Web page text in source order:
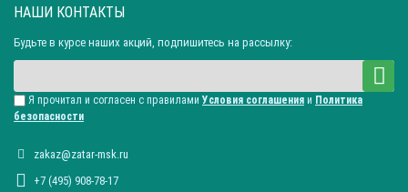
НАШИ КОНТАКТЫ
Будьте в курсе наших акций, подпишитесь на рассылку:
Я прочитал и согласен с правилами Условия соглашения и Политика
безопасности
zakaz@zatar-msk.ru
+7 (495) 908-78-17